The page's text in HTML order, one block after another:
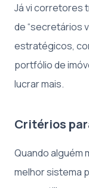
Já vi corretores
de “secretários
estratégicos,
portfólio de
lucrar mais.
Critérios
Quando alguém
melhor sistema